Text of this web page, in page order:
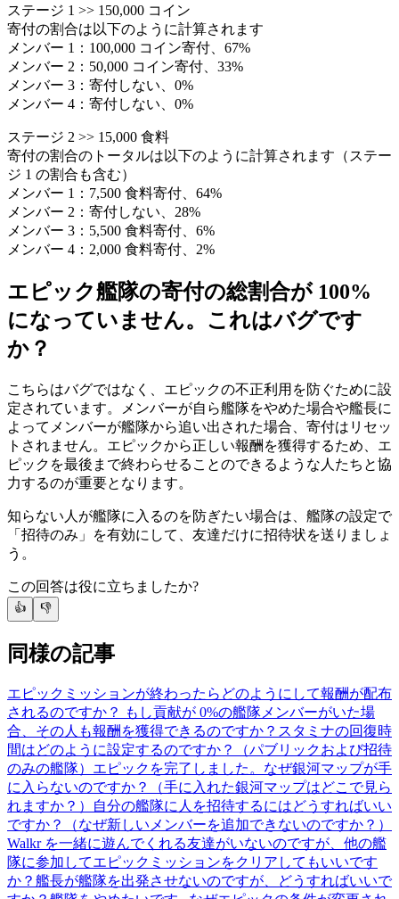
ステージ 1 >> 150,000 コイン
寄付の割合は以下のように計算されます
メンバー 1：100,000 コイン寄付、67%
メンバー 2：50,000 コイン寄付、33%
メンバー 3：寄付しない、0%
メンバー 4：寄付しない、0%
ステージ 2 >> 15,000 食料
寄付の割合のトータルは以下のように計算されます（ステー
ジ 1 の割合も含む）
メンバー 1：7,500 食料寄付、64%
メンバー 2：寄付しない、28%
メンバー 3：5,500 食料寄付、6%
メンバー 4：2,000 食料寄付、2%
エピック艦隊の寄付の総割合が 100%
になっていません。これはバグです
か？
こちらはバグではなく、エピックの不正利用を防ぐために設
定されています。メンバーが自ら艦隊をやめた場合や艦長に
よってメンバーが艦隊から追い出された場合、寄付はリセッ
トされません。エピックから正しい報酬を獲得するため、エ
ピックを最後まで終わらせることのできるような人たちと協
力するのが重要となります。
知らない人が艦隊に入るのを防ぎたい場合は、艦隊の設定で
「招待のみ」を有効にして、友達だけに招待状を送りましょ
う。
この回答は役に立ちましたか?
👍 👎
同様の記事
エピックミッションが終わったらどのようにして報酬が配布
されるのですか？ もし貢献が 0%の艦隊メンバーがいた場
合、その人も報酬を獲得できるのですか？ スタミナの回復時
間はどのように設定するのですか？（パブリックおよび招待
のみの艦隊） エピックを完了しました。なぜ銀河マップが手
に入らないのですか？（手に入れた銀河マップはどこで見ら
れますか？）
自分の艦隊に人を招待するにはどうすればいい
ですか？（なぜ新しいメンバーを追加できないのですか？）
Walkr を一緒に遊んでくれる友達がいないのですが、他の艦
隊に参加してエピックミッションをクリアしてもいいです
か？ 艦長が艦隊を出発させないのですが、どうすればいいで